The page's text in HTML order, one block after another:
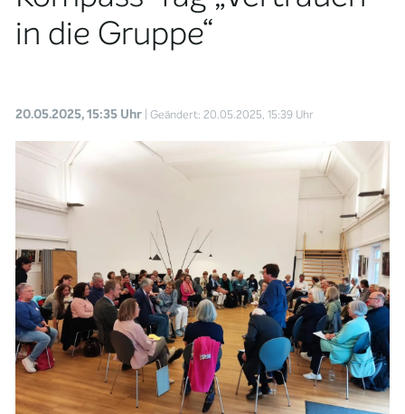
in die Gruppe“
20.05.2025, 15:35 Uhr | Geändert: 20.05.2025, 15:39 Uhr